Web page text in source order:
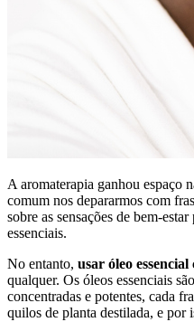
A aromaterapia ganhou espaço
comum nos depararmos com
sobre as sensações de
essenciais.
No entanto, usar óleo
qualquer. Os óleos essenciais
concentradas e potentes, cada
quilos de planta destilada, e por